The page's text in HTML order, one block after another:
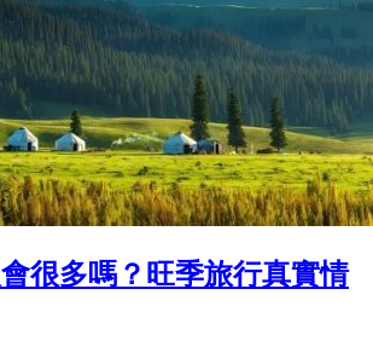
很多嗎？旺季旅行真實情